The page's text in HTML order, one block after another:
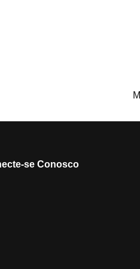
se Conosco